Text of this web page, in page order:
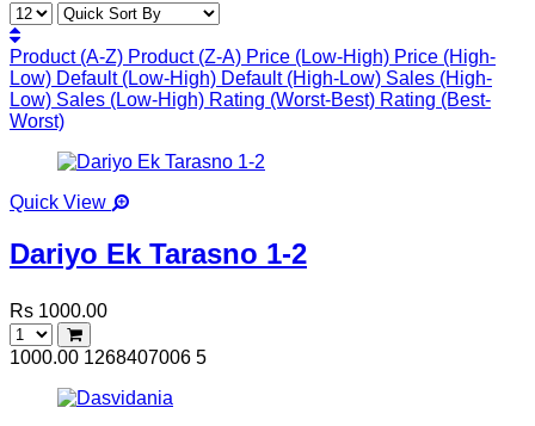
Product (A-Z) Product (Z-A) Price (Low-High) Price (High-
Low) Default (Low-High) Default (High-Low) Sales (High-
Low) Sales (Low-High) Rating (Worst-Best) Rating (Best-
Worst)
Quick View
Dariyo Ek Tarasno 1-2
Rs 1000.00
1000.00 1268407006 5